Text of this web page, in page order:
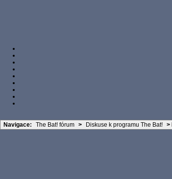
Navigace:
The Bat! fórum > Diskuse k programu The Bat! >